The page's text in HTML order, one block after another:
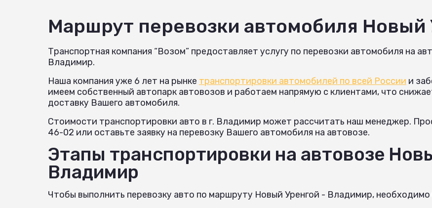
Маршрут перевозки автомобиля
Транспортная компания “Возом” предоставляет услугу по перевозки автомобиля на
Владимир.
Наша компания уже 6 лет на рынке транспортировки автомобилей по всей России и
имеем собственный автопарк автовозов и работаем напрямую с клиентами, что
доставку Вашего автомобиля.
Стоимости транспортировки авто в г. Владимир может рассчитать наш менеджер.
46-02 или оставьте заявку на перевозку Вашего автомобиля на автовозе.
Этапы транспортировки на автовозе
Владимир
Чтобы выполнить перевозку авто по маршруту Новый Уренгой - Владимир, необходимо